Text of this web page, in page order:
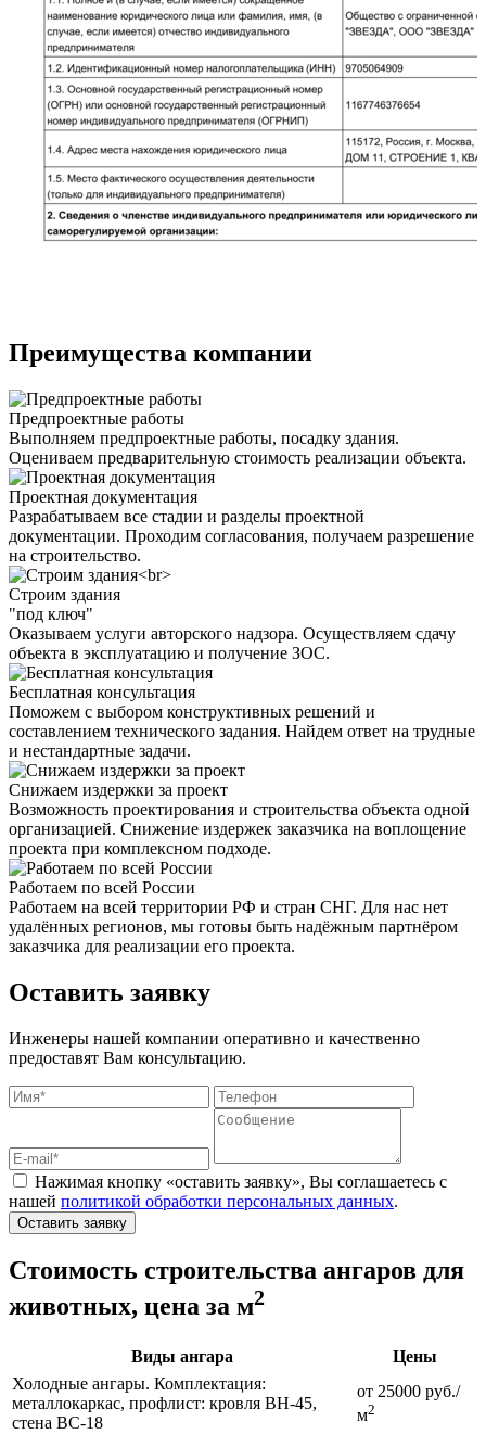
Преимущества компании
Предпроектные работы
Выполняем предпроектные работы, посадку здания.
Оцениваем предварительную стоимость реализации объекта.
Проектная документация
Разрабатываем все стадии и разделы проектной
документации. Проходим согласования, получаем разрешение
на строительство.
Строим здания
"под ключ"
Оказываем услуги авторского надзора. Осуществляем сдачу
объекта в эксплуатацию и получение ЗОС.
Бесплатная консультация
Поможем с выбором конструктивных решений и
составлением технического задания. Найдем ответ на трудные
и нестандартные задачи.
Снижаем издержки за проект
Возможность проектирования и строительства объекта одной
организацией. Снижение издержек заказчика на воплощение
проекта при комплексном подходе.
Работаем по всей России
Работаем на всей территории РФ и стран СНГ. Для нас нет
удалённых регионов, мы готовы быть надёжным партнёром
заказчика для реализации его проекта.
Оставить заявку
Инженеры нашей компании оперативно и качественно
предоставят Вам консультацию.
Нажимая кнопку «оставить заявку», Вы соглашаетесь с
нашей политикой обработки персональных данных.
Оставить заявку
Стоимость строительства ангаров для
животных, цена за м2
Виды ангара
Цены
Холодные ангары. Комплектация:
металлокаркас, профлист: кровля ВН-45,
стена ВС-18
от 25000 руб./
м2